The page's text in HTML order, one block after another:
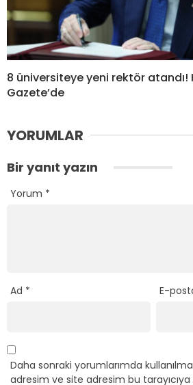
8 üniversiteye yeni rektör atandı!
Gazete’de
YORUMLAR
Bir yanıt yazın
Yorum *
Ad * E-
Daha sonraki yorumlarımda
adresim ve site adresim bu tarayıcıya